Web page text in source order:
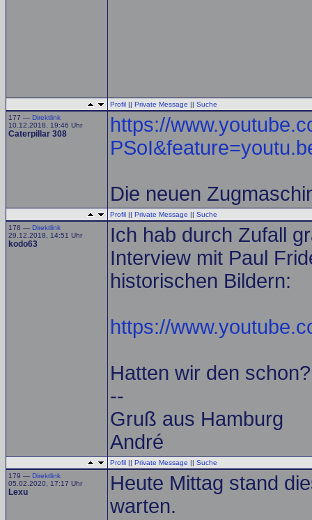
Profil || Private Message || Suche
177 — Direktlink
10.12.2018, 19:46 Uhr
Caterpillar 308
https://
Die neuen
Profil || Private Message || Suche
178 — Direktlink
29.12.2018, 14:51 Uhr
kodo63
Ich hab durch Zufall
Interview mit Paul
historischen Bildern:
https://
Hatten wir den
--
Gruß aus Hamburg
André
Profil || Private Message || Suche
179 — Direktlink
05.02.2020, 17:17 Uhr
Lexu
Heute Mittag stand
warten.